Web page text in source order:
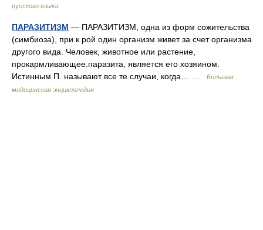
русского языка
ПАРАЗИТИЗМ — ПАРАЗИТИЗМ, одна из форм сожительства
(симбиоза), при к рой один организм живет за счет организма
другого вида. Человек, животное или растение,
прокармливающее.паразита, является его хозяином.
Истинным П. называют все те случаи, когда… …
Большая
медицинская энциклопедия